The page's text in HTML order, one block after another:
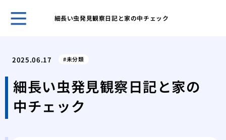
細長い虫発見観察日記と家の中チェック
2025.06.17 未分類
細長い虫発見観察日記と家の
中チェック